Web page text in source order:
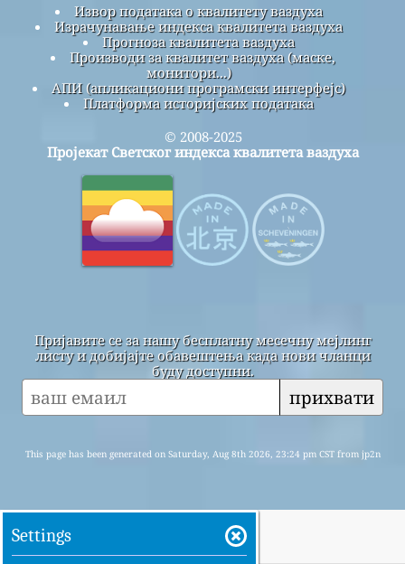
Извор података о квалитету ваздуха
Израчунавање индекса квалитета ваздуха
Прогноза квалитета ваздуха
Производи за квалитет ваздуха (маске,
монитори...)
АПИ (апликациони програмски интерфејс)
Платформа историјских података
© 2008-2025
Пројекат Светског индекса квалитета ваздуха
Пријавите се за нашу бесплатну месечну мејлинг
листу и добијајте обавештења када нови чланци
буду доступни.
прихвати
This page has been generated on Saturday, Aug 8th 2026, 23:24 pm CST from jp2n
Settings